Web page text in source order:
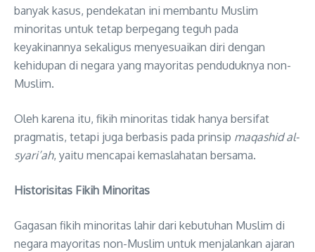
banyak kasus, pendekatan ini membantu Muslim
minoritas untuk tetap berpegang teguh pada
keyakinannya sekaligus menyesuaikan diri dengan
kehidupan di negara yang mayoritas penduduknya non-
Muslim.
Oleh karena itu, fikih minoritas tidak hanya bersifat
pragmatis, tetapi juga berbasis pada prinsip maqashid al-
syari’ah, yaitu mencapai kemaslahatan bersama.
Historisitas Fikih Minoritas
Gagasan fikih minoritas lahir dari kebutuhan Muslim di
negara mayoritas non-Muslim untuk menjalankan ajaran